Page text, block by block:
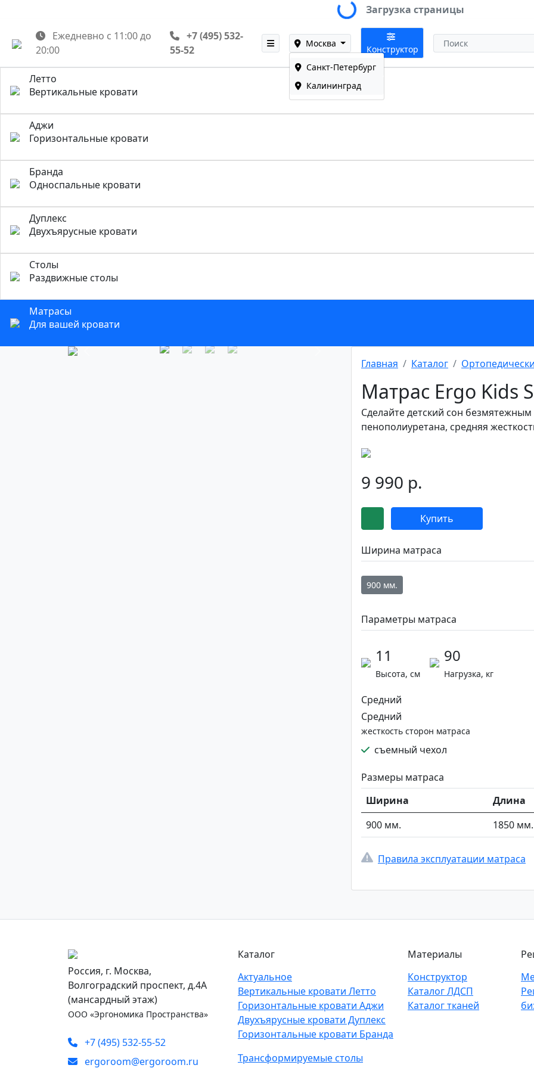
Loading...
Загрузка страницы
Ежедневно с 11:00 до
20:00
+7 (495) 532-
55-52
Москва
Санкт-Петербург
Калининград
Конструктор
Летто
Вертикальные кровати
Аджи
Горизонтальные кровати
Бранда
Односпальные кровати
Дуплекс
Двухъярусные кровати
Столы
Раздвижные столы
Матрасы
Для вашей кровати
Главная Каталог
Матрас Ergo Kids
Сделайте детский сон
пенополиуретана, средняя
9 990 р.
Купить
Ширина матраса
900 мм.
Параметры матраса
11
Высота, см
90
Нагрузка, кг
Средний
Средний
жесткость сторон матраса
съемный чехол
Размеры матраса
Ширина
Длина
900 мм.
1850 мм.
Правила эксплуатации матраса
Россия, г. Москва,
Волгоградский проспект, д.4А
(мансардный этаж)
ООО «Эргономика Пространства»
+7 (495) 532-55-52
ergoroom@ergoroom.ru
Каталог
Актуальное
Вертикальные кровати Летто
Горизонтальные кровати Аджи
Двухъярусные кровати Дуплекс
Горизонтальные кровати Бранда
Трансформируемые столы
Материалы
Конструктор
Каталог ЛДСП
Каталог тканей